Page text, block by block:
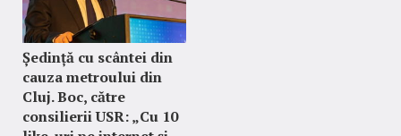
Ședință cu scântei din
cauza metroului din
Cluj. Boc, către
consilierii USR: „Cu 10